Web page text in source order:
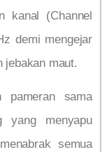
kanal (Channel
demi mengejar
jebakan maut.
pameran sama
yang menyapu
semua